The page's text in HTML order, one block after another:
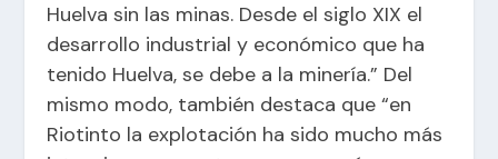
Huelva sin las minas. Desde el siglo XIX el
desarrollo industrial y económico que ha
tenido Huelva, se debe a la minería.” Del
mismo modo, también destaca que “en
Riotinto la explotación ha sido mucho más